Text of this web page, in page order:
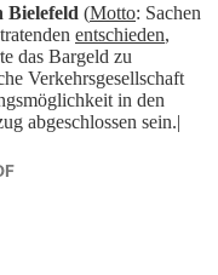
Bielefeld (Motto: Sachen
entschieden,
das Bargeld zu
Verkehrsgesellschaft
in den
abgeschlossen sein.|